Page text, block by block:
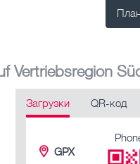
Vertriebsregion
Загрузки QR-код
GPX